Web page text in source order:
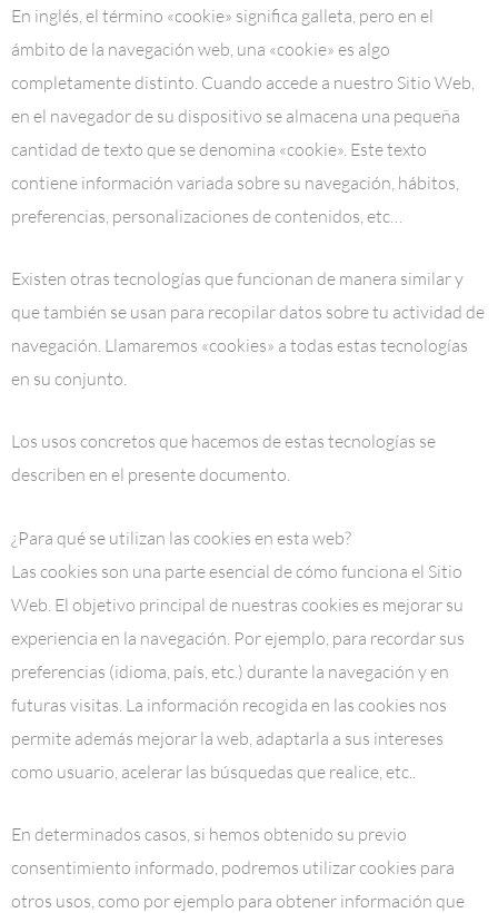
En inglés, el término «cookie» significa galleta, pero en el
ámbito de la navegación web, una «cookie» es algo
completamente distinto. Cuando accede a nuestro Sitio Web,
en el navegador de su dispositivo se almacena una pequeña
cantidad de texto que se denomina «cookie». Este texto
contiene información variada sobre su navegación, hábitos,
preferencias, personalizaciones de contenidos, etc…
Existen otras tecnologías que funcionan de manera similar y
que también se usan para recopilar datos sobre tu actividad de
navegación. Llamaremos «cookies» a todas estas tecnologías
en su conjunto.
Los usos concretos que hacemos de estas tecnologías se
describen en el presente documento.
¿Para qué se utilizan las cookies en esta web?
Las cookies son una parte esencial de cómo funciona el Sitio
Web. El objetivo principal de nuestras cookies es mejorar su
experiencia en la navegación. Por ejemplo, para recordar sus
preferencias (idioma, país, etc.) durante la navegación y en
futuras visitas. La información recogida en las cookies nos
permite además mejorar la web, adaptarla a sus intereses
como usuario, acelerar las búsquedas que realice, etc..
En determinados casos, si hemos obtenido su previo
consentimiento informado, podremos utilizar cookies para
otros usos, como por ejemplo para obtener información que